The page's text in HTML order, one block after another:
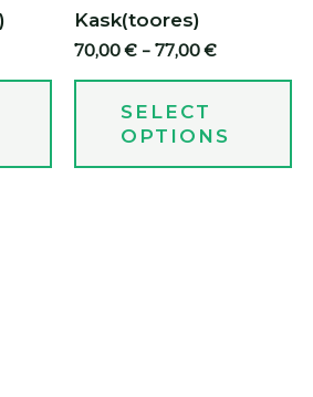
Kask(toores)
70,00€– 77,00€
SELECT
OPTIONS